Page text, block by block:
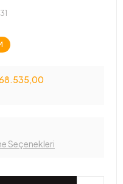
Seçenekleri